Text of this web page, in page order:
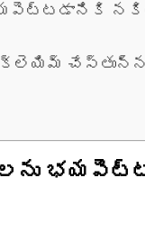
భయపెట్టడానికి
క్లెయిమ్